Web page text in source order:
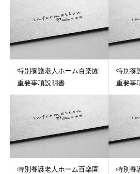
特別養護老人ホーム百楽園
重要事項説明書
特別養
重要事
特別養護老人ホーム百楽園
特別養